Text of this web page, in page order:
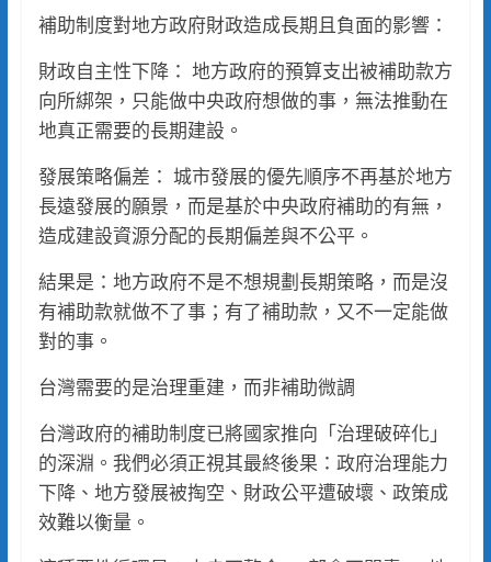
補助制度對地方政府財政造成長期且負面的影響：
財政自主性下降： 地方政府的預算支出被補助款方
向所綁架，只能做中央政府想做的事，無法推動在
地真正需要的長期建設。
發展策略偏差： 城市發展的優先順序不再基於地方
長遠發展的願景，而是基於中央政府補助的有無，
造成建設資源分配的長期偏差與不公平。
結果是：地方政府不是不想規劃長期策略，而是沒
有補助款就做不了事；有了補助款，又不一定能做
對的事。
台灣需要的是治理重建，而非補助微調
台灣政府的補助制度已將國家推向「治理破碎化」
的深淵。我們必須正視其最終後果：政府治理能力
下降、地方發展被掏空、財政公平遭破壞、政策成
效難以衡量。